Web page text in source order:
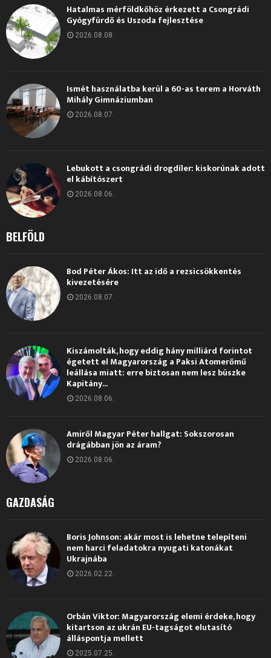
Hatalmas mérföldkőhöz érkezett a Csongrádi
Gyógyfürdő és Uszoda fejlesztése
2026.08.08.
Ismét használatba kerül a 60-as terem a Horváth
Mihály Gimnáziumban
2026.08.07.
Lebukott a csongrádi drogdíler: kiskorúnak adott
el kábítószert
2026.08.06.
BELFÖLD
Bod Péter Ákos: Itt az idő a rezsicsökkentés
kivezetésére
2026.08.07.
Kiszámolták, hogy eddig hány milliárd forintot
égetett el Magyarország a Paksi Atomerőmű
leállása miatt: erre biztosan nem lesz büszke
Kapitány...
2026.08.06.
Amiről Magyar Péter hallgat: Sokszorosan
drágábban jön az áram?
2026.08.06.
GAZDASÁG
Boris Johnson: akár most is lehetne telepíteni
nem harci feladatokra nyugati katonákat
Ukrajnába
2026.02.22.
Orbán Viktor: Magyarország elemi érdeke, hogy
kitartson az ukrán EU-tagságot elutasító
álláspontja mellett
2025.07.25.